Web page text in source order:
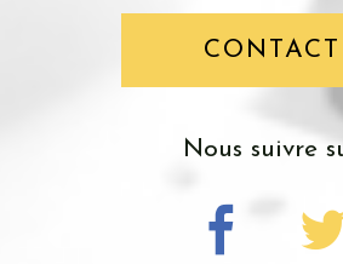
CONTACT
nous suivre